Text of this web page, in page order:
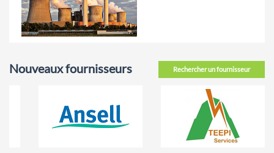
Rechercher un fournisseur
Nouveaux fournisseurs